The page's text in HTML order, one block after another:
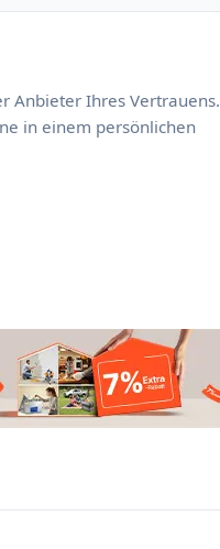
Anbieter Ihres Vertrauens.
in einem persönlichen